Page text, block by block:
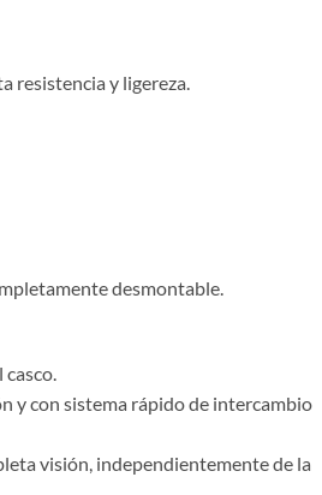
resistencia y ligereza.
desmontable.
y con sistema rápido de intercambio
visión, independientemente de la